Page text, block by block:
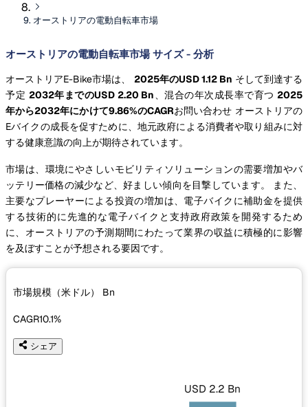
オーストリアの電動自転車市場
オーストリアの電動自転車市場 サイズ - 分析
オーストリアE-Bike市場は、 2025年のUSD 1.12 Bn そして到達する
予定 2032年までのUSD 2.20 Bn、混合の年次成長率で育つ 2025
年から2032年にかけて9.86%のCAGRお問い合わせ オーストリアの
Eバイクの成長を促すために、地元政府による消費者や取り組みに対
する健康意識の向上が期待されています。
市場は、環境にやさしいモビリティソリューションの需要増加やバ
ッテリー価格の減少など、好ましい傾向を目撃しています。 また、
主要なプレーヤーによる投資の増加は、電子バイクに補助金を提供
する技術的に先進的な電子バイクと支持政府政策を開発するため
に、オーストリアの予測期間にわたって業界の収益に積極的に影響
を及ぼすことが予想される要因です。
市場規模（米ドル） Bn
CAGR10.1%
シェア
USD 2.2 Bn